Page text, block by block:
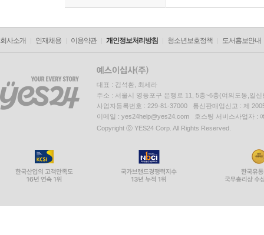
회사소개 인재채용 이용약관 개인정보처리방침 청소년보호정책 도서홍보안내
대표 : 김석환, 최세라
주소 : 서울시 영등포구 은행로 11, 5층~6층(여의도동,일신
사업자등록번호 : 229-81-37000 통신판매업신고 : 제
이메일 : yes24help@yes24.com 호스팅 서비스사업자 :
Copyright ⓒ YES24 Corp. All Rights Reserved.